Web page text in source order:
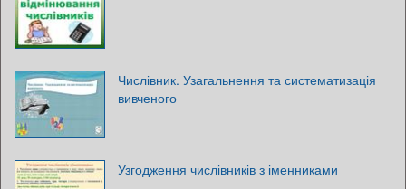
Числівник. Узагальнення та систематизація
вивченого
Узгодження числівників з іменниками